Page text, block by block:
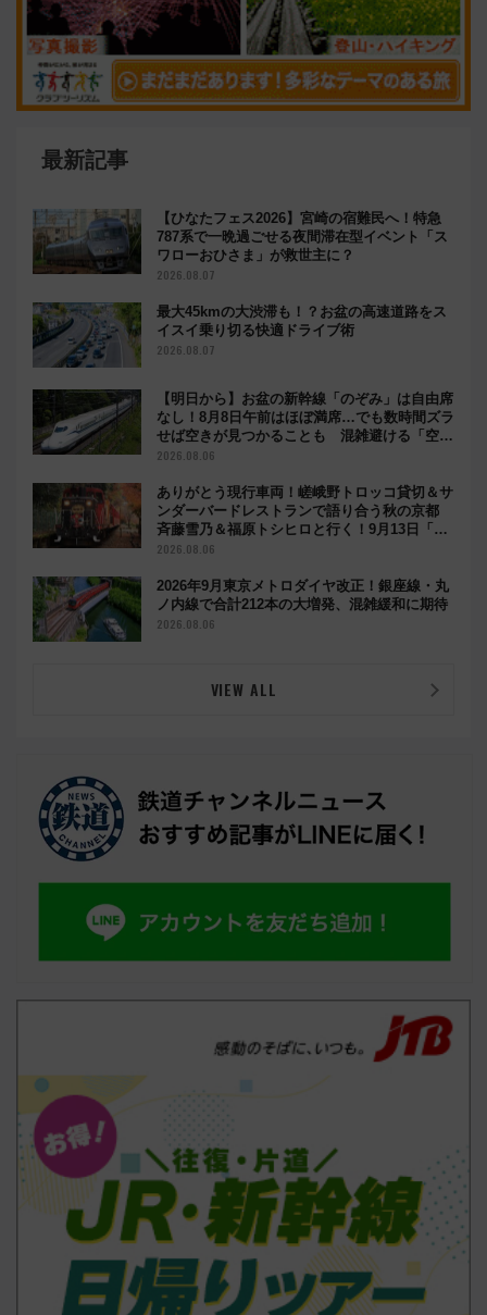
最新記事
【ひなたフェス2026】宮崎の宿難民へ！特急
787系で一晩過ごせる夜間滞在型イベント「ス
ワローおひさま」が救世主に？
2026.08.07
最大45kmの大渋滞も！？お盆の高速道路をス
イスイ乗り切る快適ドライブ術
2026.08.07
【明日から】お盆の新幹線「のぞみ」は自由席
なし！8月8日午前はほぼ満席…でも数時間ズラ
せば空きが見つかることも 混雑避ける「空
席」探しのコツ
2026.08.06
ありがとう現行車両！嵯峨野トロッコ貸切＆サ
ンダーバードレストランで語り合う秋の京都
斉藤雪乃＆福原トシヒロと行く！9月13日「京
都の鉄道満喫ツアー」開催
2026.08.06
2026年9月東京メトロダイヤ改正！銀座線・丸
ノ内線で合計212本の大増発、混雑緩和に期待
2026.08.06
VIEW ALL